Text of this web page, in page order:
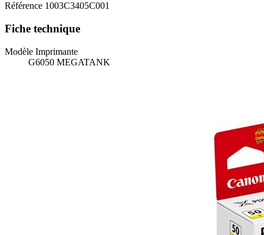
Référence 1003C3405C001
Fiche technique
Modèle Imprimante
G6050 MEGATANK